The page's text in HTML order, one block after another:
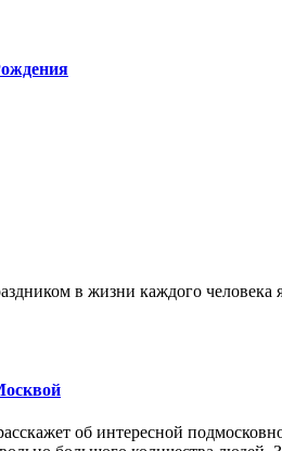
в жизни каждого человека
об интересной